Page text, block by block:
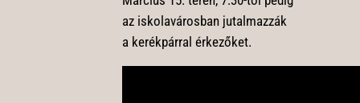
az iskolavárosban jutalmazzák
a kerékpárral érkezőket.